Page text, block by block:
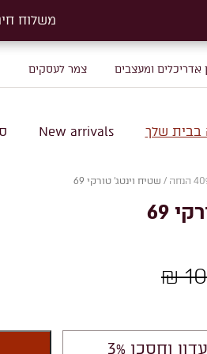
אדריכלים ומעצבים צמר לעסקים
בבית שלך New arrivals
/ שטיח וינטג' טורקי 69
69
וחסכו 3%
משלוח חינם על
משלוח חינם על